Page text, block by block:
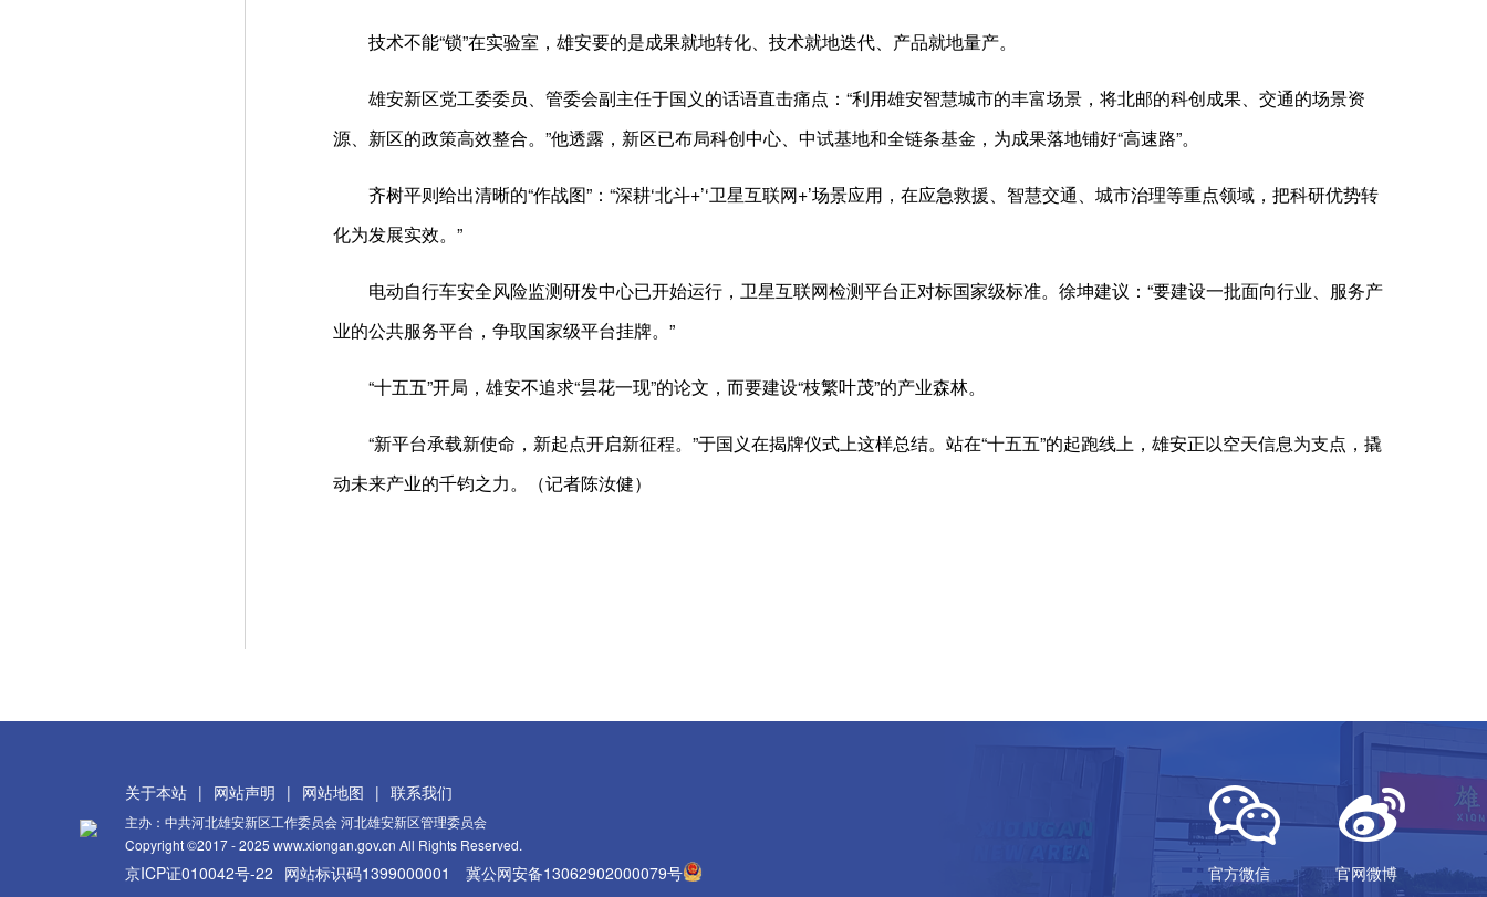
技术不能“锁”在实验室，雄安要的是成果就地转化、技术就地迭代、产品就地量产。
雄安新区党工委委员、管委会副主任于国义的话语直击痛点：“利用雄安智慧城市的丰富场景，将北邮的科创成果、交通的场景资
源、新区的政策高效整合。”他透露，新区已布局科创中心、中试基地和全链条基金，为成果落地铺好“高速路”。
齐树平则给出清晰的“作战图”：“深耕‘北斗+’‘卫星互联网+’场景应用，在应急救援、智慧交通、城市治理等重点领域，把科研优势转
化为发展实效。”
电动自行车安全风险监测研发中心已开始运行，卫星互联网检测平台正对标国家级标准。徐坤建议：“要建设一批面向行业、服务产
业的公共服务平台，争取国家级平台挂牌。”
“十五五”开局，雄安不追求“昙花一现”的论文，而要建设“枝繁叶茂”的产业森林。
“新平台承载新使命，新起点开启新征程。”于国义在揭牌仪式上这样总结。站在“十五五”的起跑线上，雄安正以空天信息为支点，撬
动未来产业的千钧之力。（记者陈汝健）
关于本站 | 网站声明 | 网站地图 | 联系我们
主办：中共河北雄安新区工作委员会 河北雄安新区管理委员会
Copyright ©2017 - 2025 www.xiongan.gov.cn All Rights Reserved.
京ICP证010042号-22 网站标识码1399000001 冀公网安备13062902000079号 官方微信 官网微博